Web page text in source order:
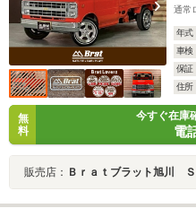
通常
年式
車検
保証
住所
無
料
今すぐ在庫
電
販売店： Ｂｒａｔブラット旭川